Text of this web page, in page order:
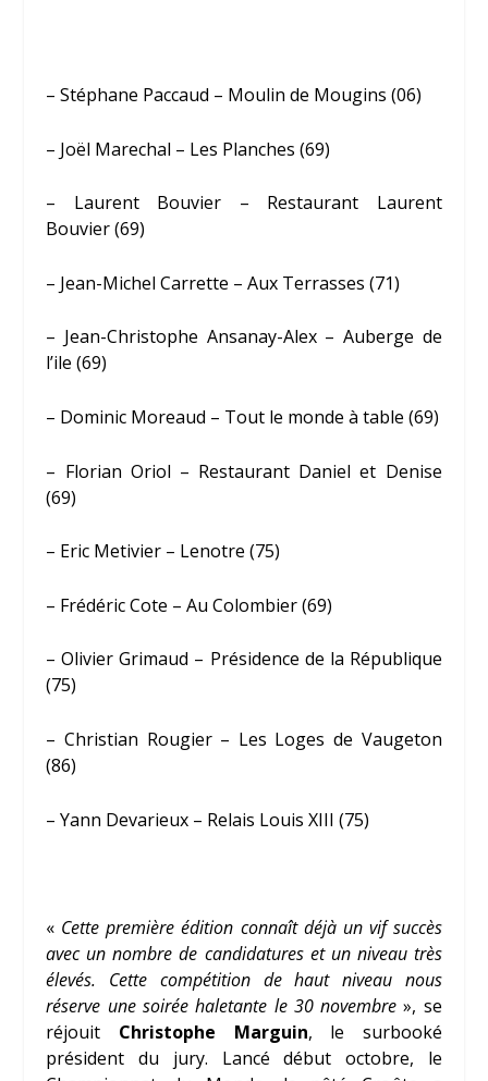
– Stéphane Paccaud – Moulin de Mougins (06)
– Joël Marechal – Les Planches (69)
– Laurent Bouvier – Restaurant Laurent
Bouvier (69)
– Jean-Michel Carrette – Aux Terrasses (71)
– Jean-Christophe Ansanay-Alex – Auberge de
l’ile (69)
– Dominic Moreaud – Tout le monde à table (69)
– Florian Oriol – Restaurant Daniel et Denise
(69)
– Eric Metivier – Lenotre (75)
– Frédéric Cote – Au Colombier (69)
– Olivier Grimaud – Présidence de la République
(75)
– Christian Rougier – Les Loges de Vaugeton
(86)
– Yann Devarieux – Relais Louis XIII (75)
« Cette première édition connaît déjà un vif succès
avec un nombre de candidatures et un niveau très
élevés. Cette compétition de haut niveau nous
réserve une soirée haletante le 30 novembre », se
réjouit Christophe Marguin, le surbooké
président du jury. Lancé début octobre, le